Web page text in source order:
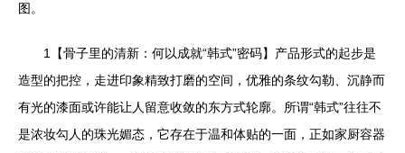
图。
1【骨子里的清新：何以成就“韩式”密码】产品形式的起步是
造型的把控，走进印象精致打磨的空间，优雅的条纹勾勒、沉静而
有光的漆面或许能让人留意收敛的东方式轮廓。所谓“韩式”往往不
是浓妆勾人的珠光媚态，它存在于温和体贴的一面，正如家厨容器